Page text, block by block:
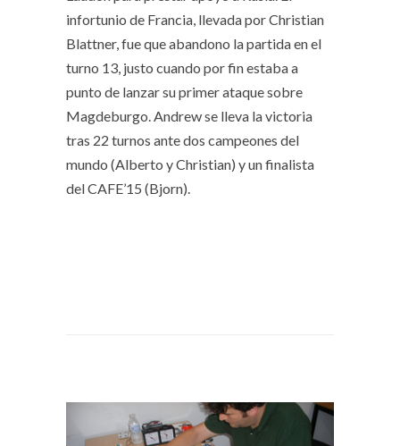
infortunio de Francia, llevada por Christian
Blattner, fue que abandono la partida en el
turno 13, justo cuando por fin estaba a
punto de lanzar su primer ataque sobre
Magdeburgo. Andrew se lleva la victoria
tras 22 turnos ante dos campeones del
mundo (Alberto y Christian) y un finalista
del CAFE’15 (Bjorn).